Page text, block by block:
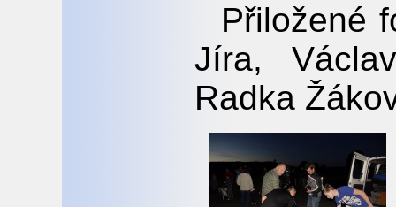
Přiložené
Jíra,
Radka